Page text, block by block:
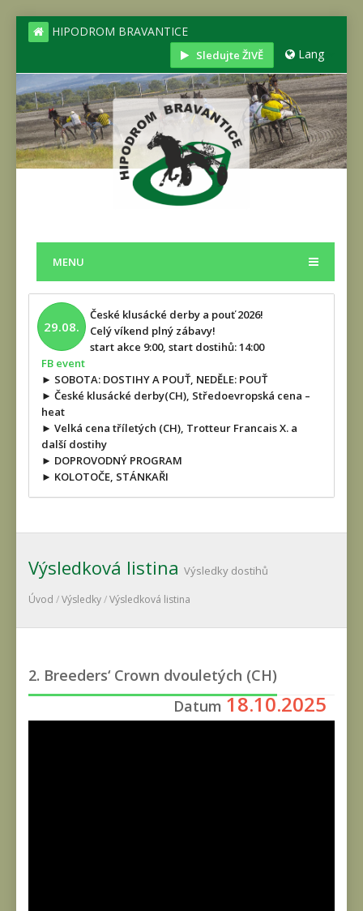
HIPODROM BRAVANTICE
Sledujte ŽIVĚ Lang
MENU
29.08.
České klusácké derby a pouť 2026!
Celý víkend plný zábavy!
start akce 9:00, start dostihů: 14:00
FB event
► SOBOTA: DOSTIHY A POUŤ, NEDĚLE: POUŤ
► České klusácké derby(CH), Středoevropská cena –
heat
► Velká cena tříletých (CH), Trotteur Francais X. a
další dostihy
► DOPROVODNÝ PROGRAM
► KOLOTOČE, STÁNKAŘI
Výsledková listina Výsledky dostihů
Úvod /Výsledky/Výsledková listina
2. Breeders‘ Crown dvouletých (CH)
Datum 18.10.2025